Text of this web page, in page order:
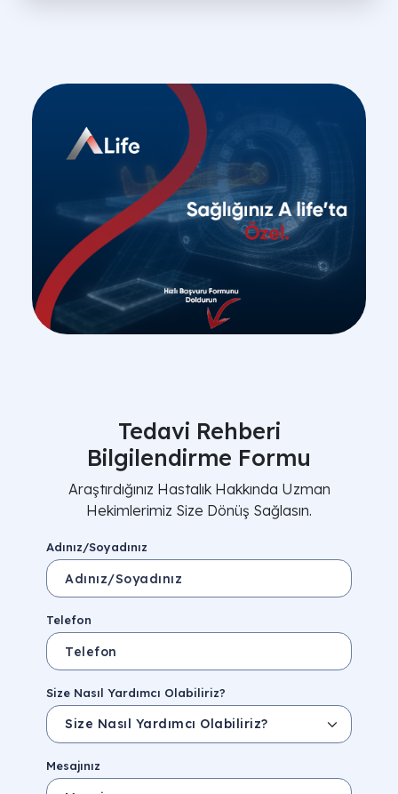
Tedavi Rehberi
Bilgilendirme Formu
Araştırdığınız Hastalık Hakkında Uzman
Hekimlerimiz Size Dönüş Sağlasın.
Adınız/Soyadınız
Telefon
Size Nasıl Yardımcı Olabiliriz?
Mesajınız